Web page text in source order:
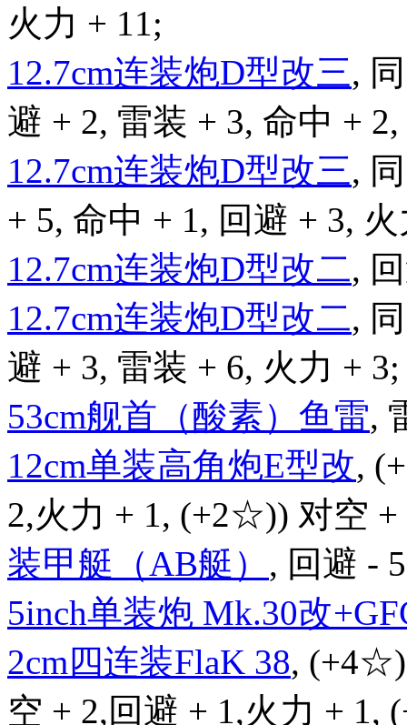
火力 + 11;
12.7cm连装炮D型改三,
避 + 2, 雷装 + 3, 命中 +
12.7cm连装炮D型改三,
+ 5, 命中 + 1, 回避 + 3,
12.7cm连装炮D型改二,
12.7cm连装炮D型改二,
避 + 3, 雷装 + 6, 火力 + 3;
53cm舰首（酸素）鱼雷,
12cm单装高角炮E型改,
2,火力 + 1, (+2☆)) 对空 +
装甲艇（AB艇） , 回避 -
5inch单装炮 Mk.30改
2cm四连装FlaK 38,
空 + 2,回避 + 1,火力 + 1,